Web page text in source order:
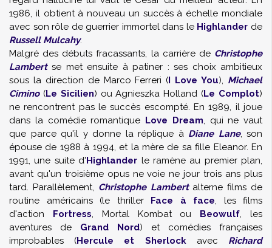
1986, il obtient à nouveau un succès à échelle mondiale
avec son rôle de guerrier immortel dans le Highlander de
Russell Mulcahy.
Malgré des débuts fracassants, la carrière de Christophe
Lambertse met ensuite à patiner : ses choix ambitieux
sous la direction de Marco Ferreri (I Love You), Michael
Cimino(Le Sicilien) ou Agnieszka Holland (Le Complot)
ne rencontrent pas le succès escompté. En 1989, il joue
dans la comédie romantique Love Dream, qui ne vaut
que parce qu'il y donne la réplique à Diane Lane, son
épouse de 1988 à 1994, et la mère de sa fille Eleanor. En
1991, une suite d'Highlander le ramène au premier plan,
avant qu'un troisième opus ne voie ne jour trois ans plus
tard. Parallèlement, Christophe Lambertalterne films de
routine américains (le thriller Face à face, les films
d'action Fortress, Mortal Kombat ou Beowulf, les
aventures de Grand Nord) et comédies françaises
improbables (Hercule et Sherlockavec Richard